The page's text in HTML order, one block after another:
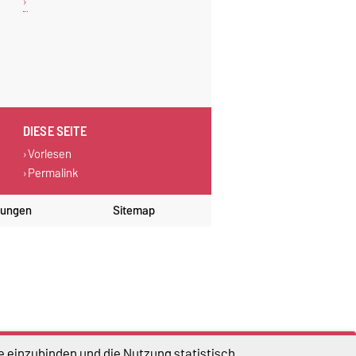
DIESE SEITE
Vorlesen
Permalink
Sitemap